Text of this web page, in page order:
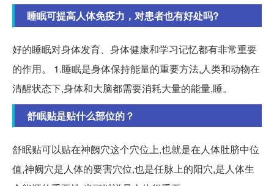
睡眠可提高人体免疫力，对患者也有好处吗?
好的睡眠对身体发育、身体健康和学习记忆都有非常重要
的作用。 1.睡眠是身体保持能量的重要方法,人类和动物在
清醒状态下,身体和大脑都需要消耗大量的能量,睡。
舒眠贴是贴什么部位的？
舒眠贴可以贴在神阙穴这个穴位上,也就是在人体肚脐中位
值,神阙穴是人体的要害穴位,也是任脉上的阳穴,是人体生